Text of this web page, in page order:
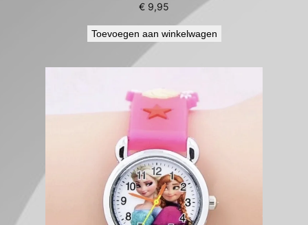
€ 9,95
Toevoegen aan winkelwagen